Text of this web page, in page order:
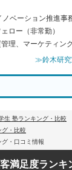
ベーション推進事
ロー（非常勤）
理、マーケティング
≫鈴木研究
生 塾ランキング・比較
グ・比較
・口コミ情報
満足度ランキ